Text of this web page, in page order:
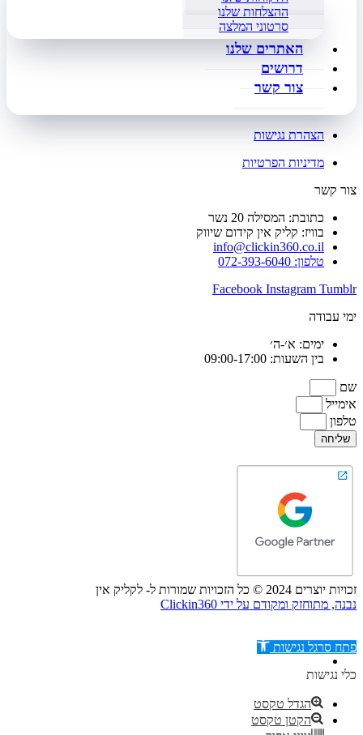
ההצלחות שלנו
סרטוני המלצה
האתרים שלנו
דרושים
צור קשר
הצהרת נגישות
מדיניות הפרטיות
צור קשר
כתובת: המסילה 20 נשר
בוויז: קליק אין קידום שיווק
info@clickin360.co.il
טלפון: 072-393-6040
Facebook Instagram Tumblr
ימי עבודה
ימים: א׳-ה׳
בין השעות: 09:00-17:00
שם
אימייל
טלפון
שליחה
זכויות יוצרים 2024 © כל הזכויות שמורות ל- לקליק אין
נבנה, מתוחזק ומקודם על ידי Clickin360
פתח סרגל נגישות
כלי נגישות
הגדל טקסט
הקטן טקסט